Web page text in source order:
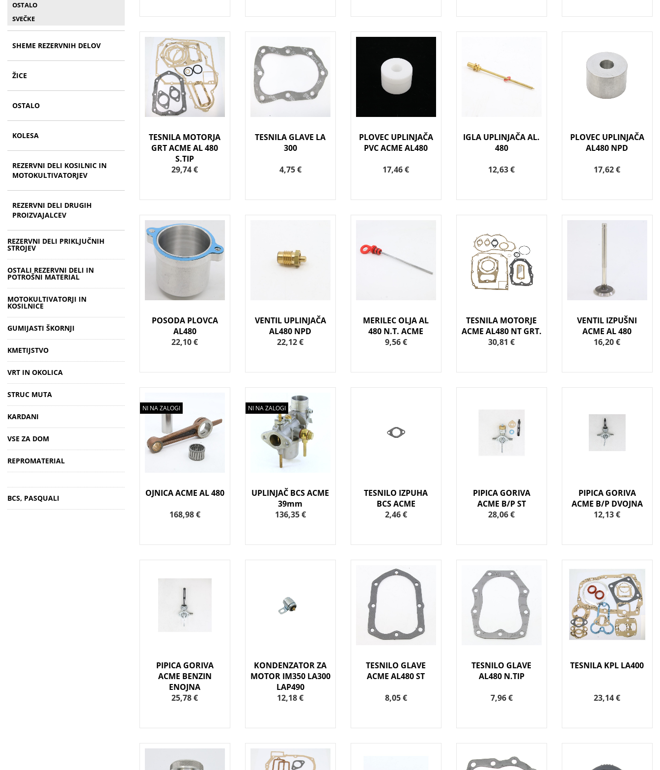
OSTALO
SVEČKE
SHEME REZERVNIH DELOV
ŽICE
OSTALO
KOLESA
REZERVNI DELI KOSILNIC IN
MOTOKULTIVATORJEV
REZERVNI DELI DRUGIH
PROIZVAJALCEV
REZERVNI DELI PRIKLJUČNIH
STROJEV
OSTALI REZERVNI DELI IN
POTROŠNI MATERIAL
MOTOKULTIVATORJI IN
KOSILNICE
GUMIJASTI ŠKORNJI
KMETIJSTVO
VRT IN OKOLICA
STRUC MUTA
KARDANI
VSE ZA DOM
REPROMATERIAL
BCS, PASQUALI
TESNILA MOTORJA
GRT ACME AL 480
S.TIP
29,74 €
TESNILA GLAVE LA
300
4,75 €
PLOVEC UPLINJAČA
PVC ACME AL480
17,46 €
IGLA UPLINJAČA AL.
480
12,63 €
PLOVEC UPLINJAČA
AL480 NPD
17,62 €
POSODA PLOVCA
AL480
22,10 €
VENTIL UPLINJAČA
AL480 NPD
22,12 €
MERILEC OLJA AL
480 N.T. ACME
9,56 €
TESNILA MOTORJE
ACME AL480 NT GRT.
30,81 €
VENTIL IZPUŠNI
ACME AL 480
16,20 €
NI NA ZALOGI
OJNICA ACME AL 480
168,98 €
NI NA ZALOGI
UPLINJAČ BCS ACME
39mm
136,35 €
TESNILO IZPUHA
BCS ACME
2,46 €
PIPICA GORIVA
ACME B/P ST
28,06 €
PIPICA GORIVA
ACME B/P DVOJNA
12,13 €
PIPICA GORIVA
ACME BENZIN
ENOJNA
25,78 €
KONDENZATOR ZA
MOTOR IM350 LA300
LAP490
12,18 €
TESNILO GLAVE
ACME AL480 ST
8,05 €
TESNILO GLAVE
AL480 N.TIP
7,96 €
TESNILA KPL LA400
23,14 €